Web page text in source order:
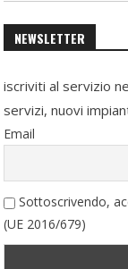
NEWSLETTER
iscriviti al servizio
servizi, nuovi
Email
Sottoscrivendo,
(UE 2016/679)